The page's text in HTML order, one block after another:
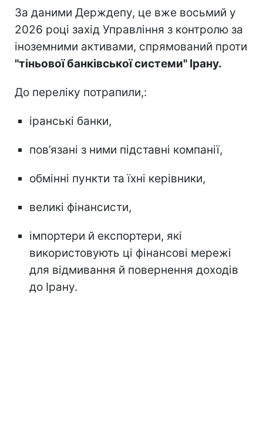
За даними Держдепу, це вже восьмий у
2026 році захід Управління з контролю за
іноземними активами, спрямований проти
"тіньової банківської системи" Ірану.
До переліку потрапили,:
іранські банки,
пов’язані з ними підставні компанії,
обмінні пункти та їхні керівники,
великі фінансисти,
імпортери й експортери, які
використовують ці фінансові мережі
для відмивання й повернення доходів
до Ірану.